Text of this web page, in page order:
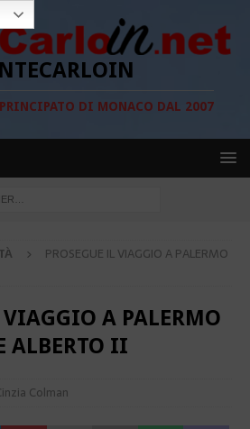
DI MONACO DAL 2007
PROSEGUE IL VIAGGIO A PALERMO
VIAGGIO A PALERMO
ALBERTO II
Colman